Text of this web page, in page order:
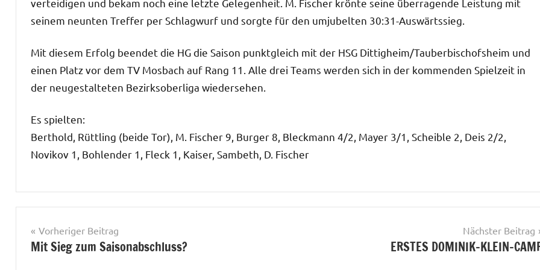
verteidigen und bekam noch eine letzte Gelegenheit. M. Fischer krönte seine überragende Leistung mit
seinem neunten Treffer per Schlagwurf und sorgte für den umjubelten 30:31-Auswärtssieg.
Mit diesem Erfolg beendet die HG die Saison punktgleich mit der HSG Dittigheim/Tauberbischofsheim und
einen Platz vor dem TV Mosbach auf Rang 11. Alle drei Teams werden sich in der kommenden Spielzeit in
der neugestalteten Bezirksoberliga wiedersehen.
Es spielten:
Berthold, Rüttling (beide Tor), M. Fischer 9, Burger 8, Bleckmann 4/2, Mayer 3/1, Scheible 2, Deis 2/2,
Novikov 1, Bohlender 1, Fleck 1, Kaiser, Sambeth, D. Fischer
Beitrags-
Navigation
Vorheriger Beitrag
Mit Sieg zum Saisonabschluss?
Nächster Beitrag
ERSTES DOMINIK-KLEIN-